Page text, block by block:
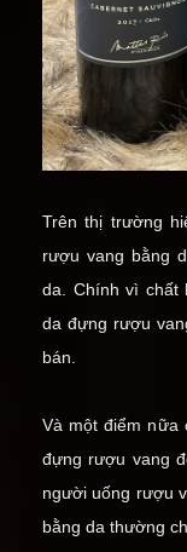
Trên thị trường
rượu vang bằng
da. Chính vì chất
da đựng rượu
bán.
Và một điểm nữa
đựng rượu vang
người uống rượu
bằng da thường